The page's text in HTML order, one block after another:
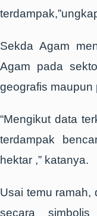
Sekda Agam
Agam pada
geografis maupun
“Mengikut data
terdampak
hektar ,” katanya.
Usai temu ramah,
secara